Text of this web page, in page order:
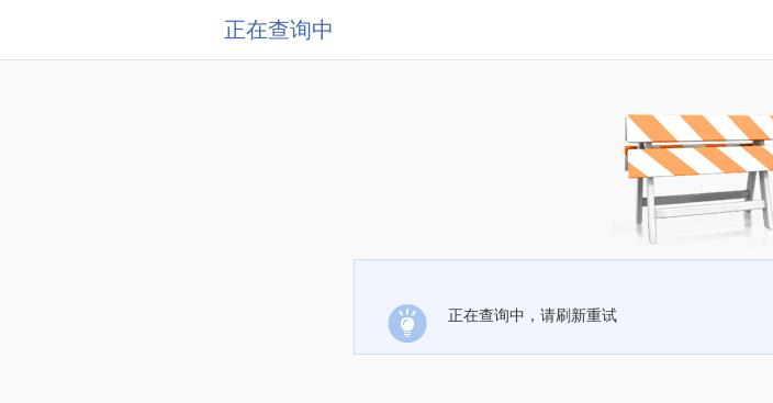
正在查询中
正在查询中，请刷新重试